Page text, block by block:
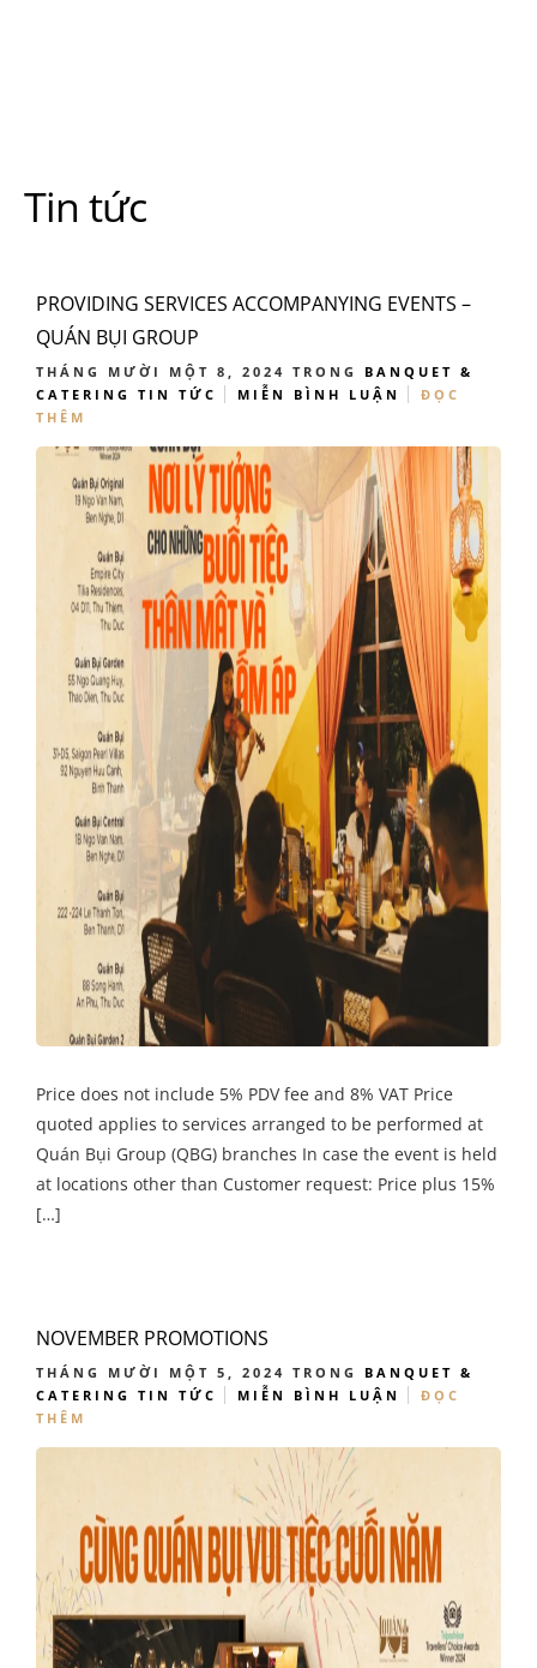
Tin tức
PROVIDING SERVICES ACCOMPANYING EVENTS –
QUÁN BỤI GROUP
THÁNG MƯỜI MỘT 8, 2024 TRONG BANQUET &
CATERING
TIN TỨC MIỄN BÌNH LUẬN
ĐỌC
THÊM
Price does not include 5% PDV fee and 8% VAT Price
quoted applies to services arranged to be performed at
Quán Bụi Group (QBG) branches In case the event is held
at locations other than Customer request: Price plus 15%
[…]
NOVEMBER PROMOTIONS
THÁNG MƯỜI MỘT 5, 2024 TRONG BANQUET &
CATERING
TIN TỨC MIỄN BÌNH LUẬN
ĐỌC
THÊM